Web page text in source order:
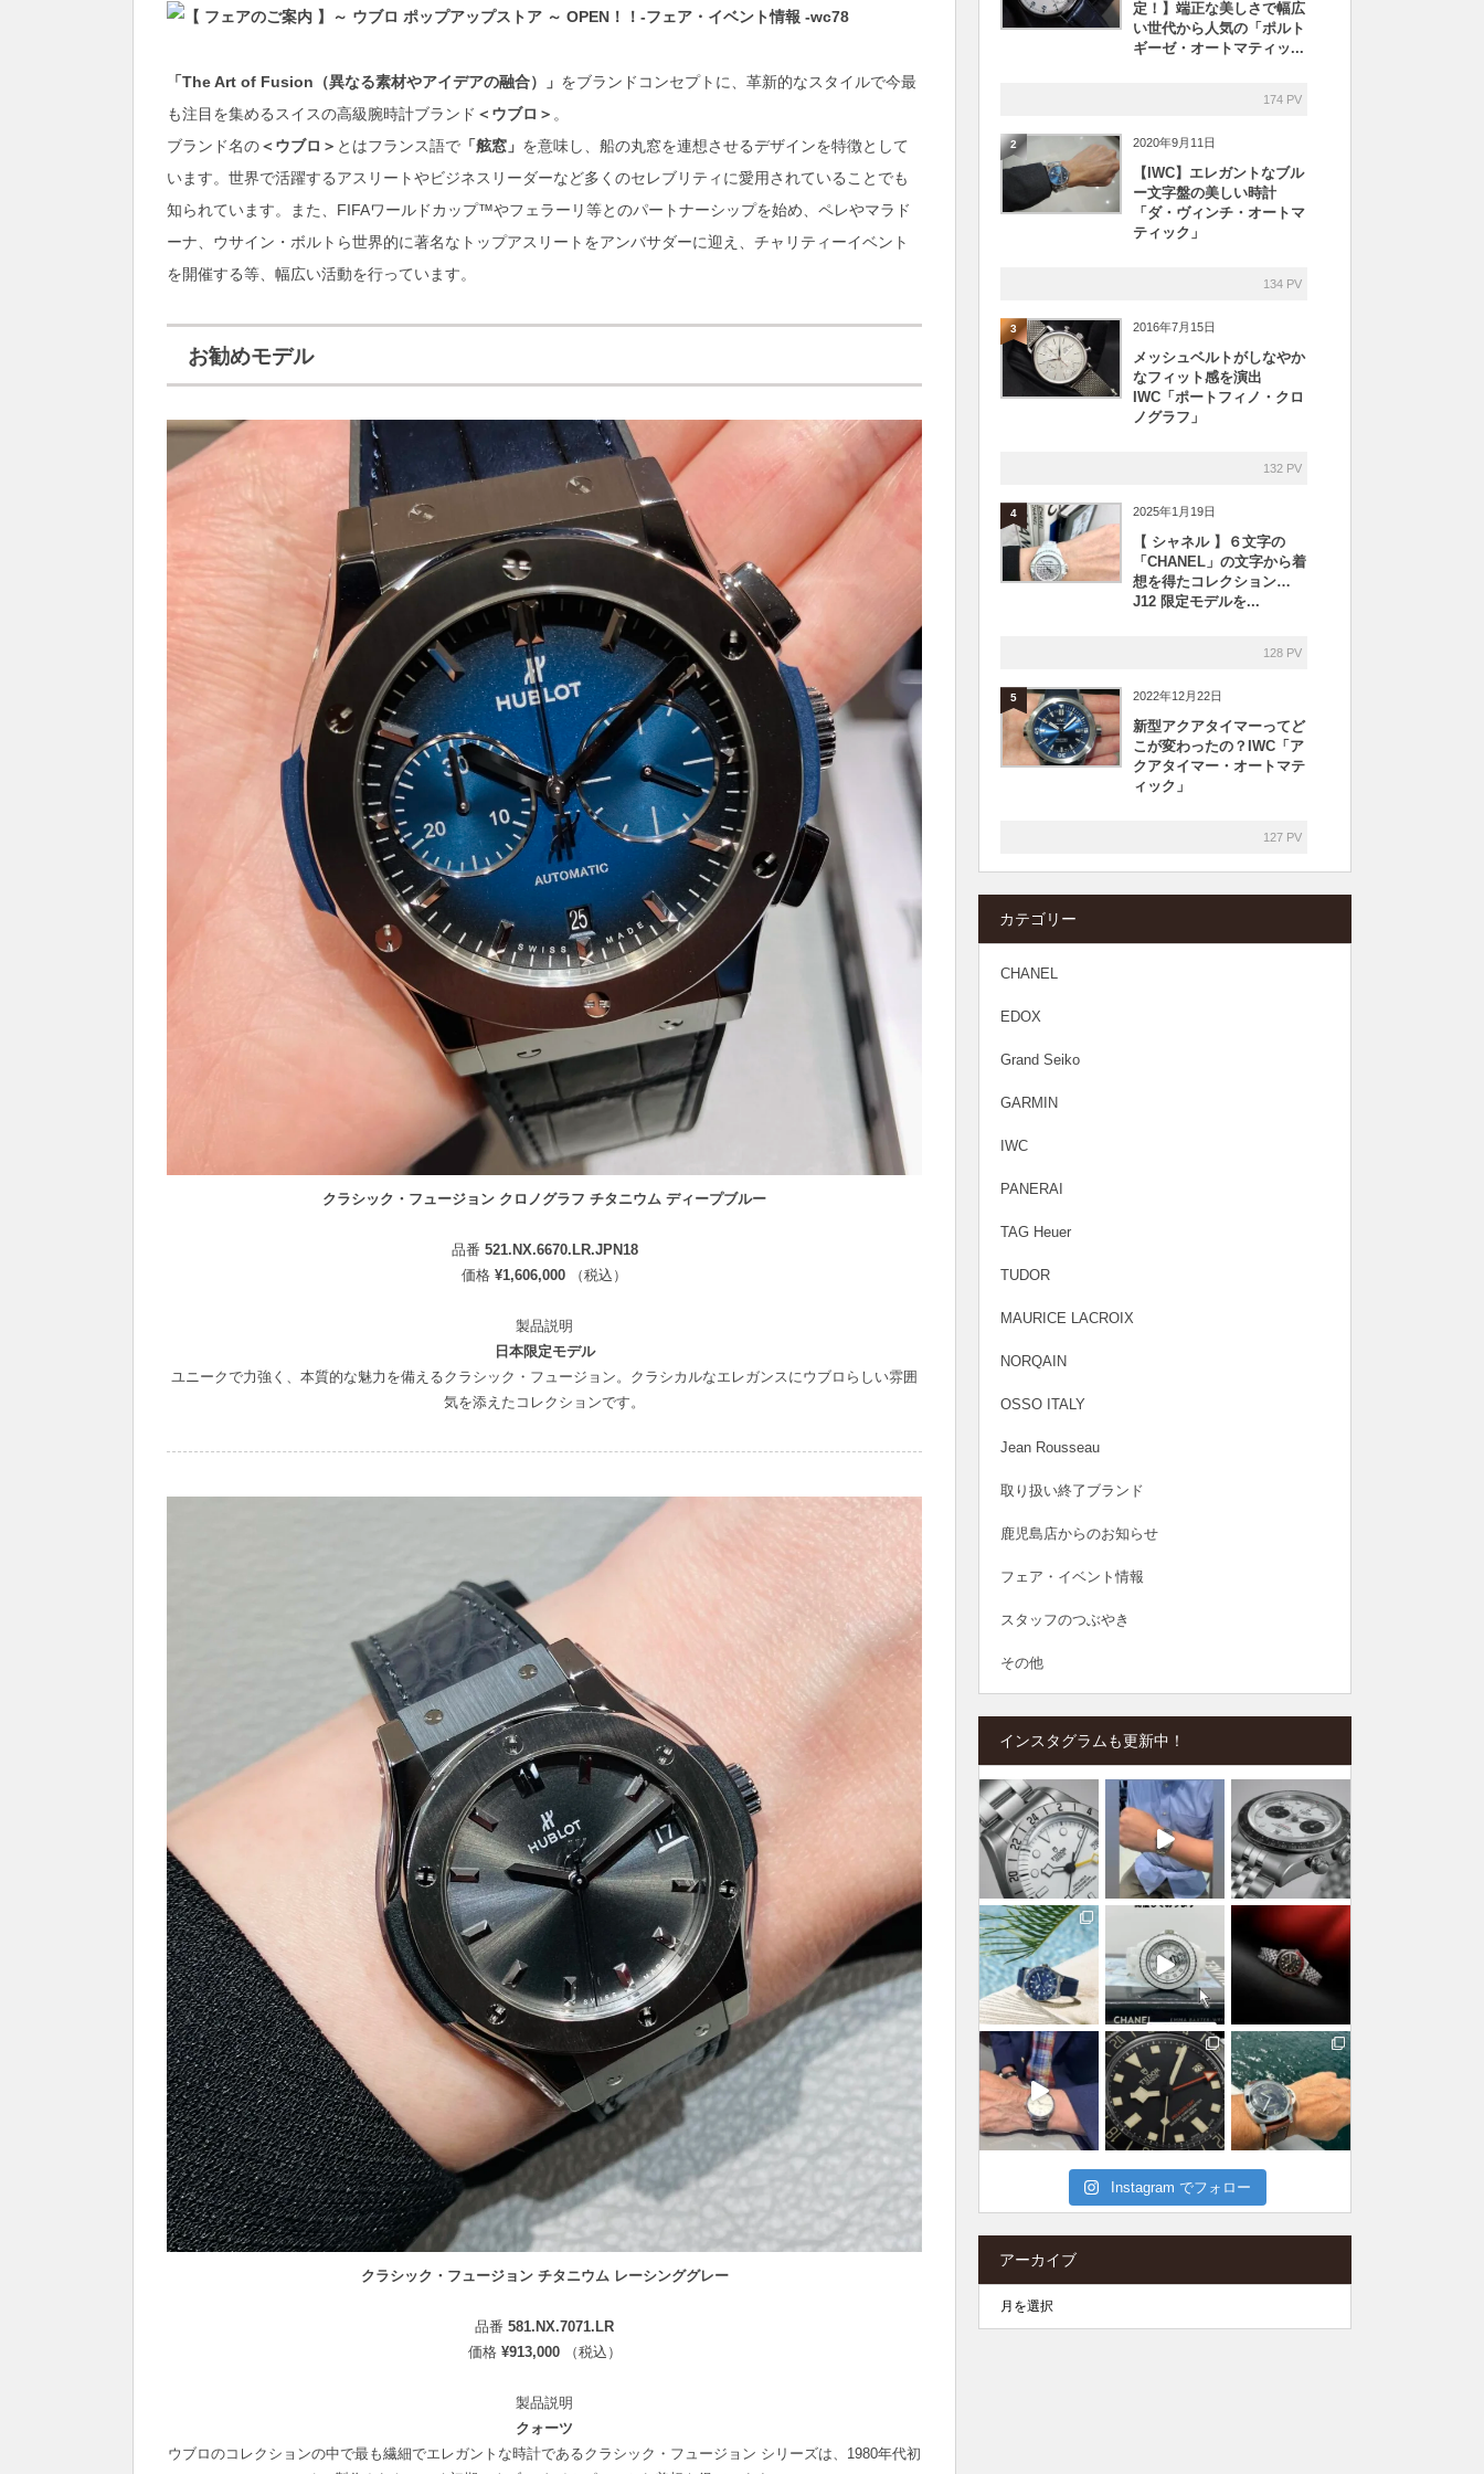
「The Art of Fusion（異なる素材やアイデアの融合）」 をブランドコンセプトに、革新的なスタイルで今最
も注目を集めるスイスの高級腕時計ブランド ＜ウブロ＞ 。
ブランド名の＜ウブロ＞ とはフランス語で 「舷窓」 を意味し、船の丸窓を連想させるデザインを特徴として
います。世界で活躍するアスリートやビジネスリーダーなど多くのセレブリティに愛用されていることでも
知られています。また、FIFAワールドカップ™やフェラーリ等とのパートナーシップを始め、ペレやマラド
ーナ、ウサイン・ボルトら世界的に著名なトップアスリートをアンバサダーに迎え、チャリティーイベント
を開催する等、幅広い活動を行っています。
お勧めモデル
クラシック・フュージョン クロノグラフ チタニウム ディープブルー
品番 521.NX.6670.LR.JPN18
価格 ¥1,606,000 （税込）
製品説明
日本限定モデル
ユニークで力強く、本質的な魅力を備えるクラシック・フュージョン。クラシカルなエレガンスにウブロらしい雰囲
気を添えたコレクションです。
クラシック・フュージョン チタニウム レーシンググレー
品番 581.NX.7071.LR
価格 ¥913,000 （税込）
製品説明
クォーツ
ウブロのコレクションの中で最も繊細でエレガントな時計であるクラシック・フュージョン シリーズは、1980年代初
定！】端正な美しさで幅広
い世代から人気の「ポルト
ギーゼ・オートマティッ...
174 PV
2 2020年9月11日
【IWC】エレガントなブル
ー文字盤の美しい時計
「ダ・ヴィンチ・オートマ
ティック」
134 PV
3 2016年7月15日
メッシュベルトがしなやか
なフィット感を演出
IWC「ポートフィノ・クロ
ノグラフ」
132 PV
4 2025年1月19日
【 シャネル 】６文字の
「CHANEL」の文字から着
想を得たコレクション…
J12 限定モデルを...
128 PV
5 2022年12月22日
新型アクアタイマーってど
こが変わったの？IWC「ア
クアタイマー・オートマテ
ィック」
127 PV
カテゴリー
CHANEL
EDOX
Grand Seiko
GARMIN
IWC
PANERAI
TAG Heuer
TUDOR
MAURICE LACROIX
NORQAIN
OSSO ITALY
Jean Rousseau
取り扱い終了ブランド
鹿児島店からのお知らせ
フェア・イベント情報
スタッフのつぶやき
その他
インスタグラムも更新中！
Instagram でフォロー
アーカイブ